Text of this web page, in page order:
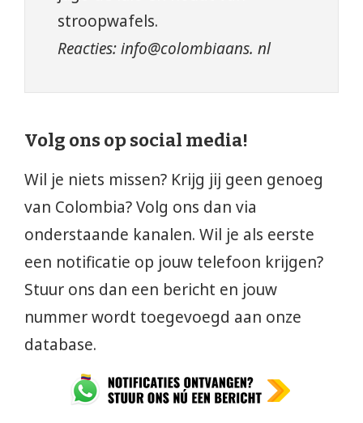
stroopwafels.
Reacties: info@colombiaans. nl
Volg ons op social media!
Wil je niets missen? Krijg jij geen genoeg
van Colombia? Volg ons dan via
onderstaande kanalen. Wil je als eerste
een notificatie op jouw telefoon krijgen?
Stuur ons dan een bericht en jouw
nummer wordt toegevoegd aan onze
database.